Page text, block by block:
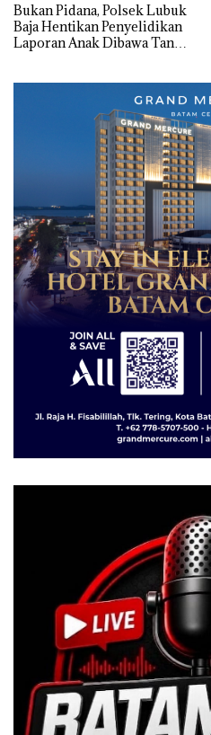
Bukan Pidana, Polsek Lubuk
Baja Hentikan Penyelidikan
Laporan Anak Dibawa Tanpa